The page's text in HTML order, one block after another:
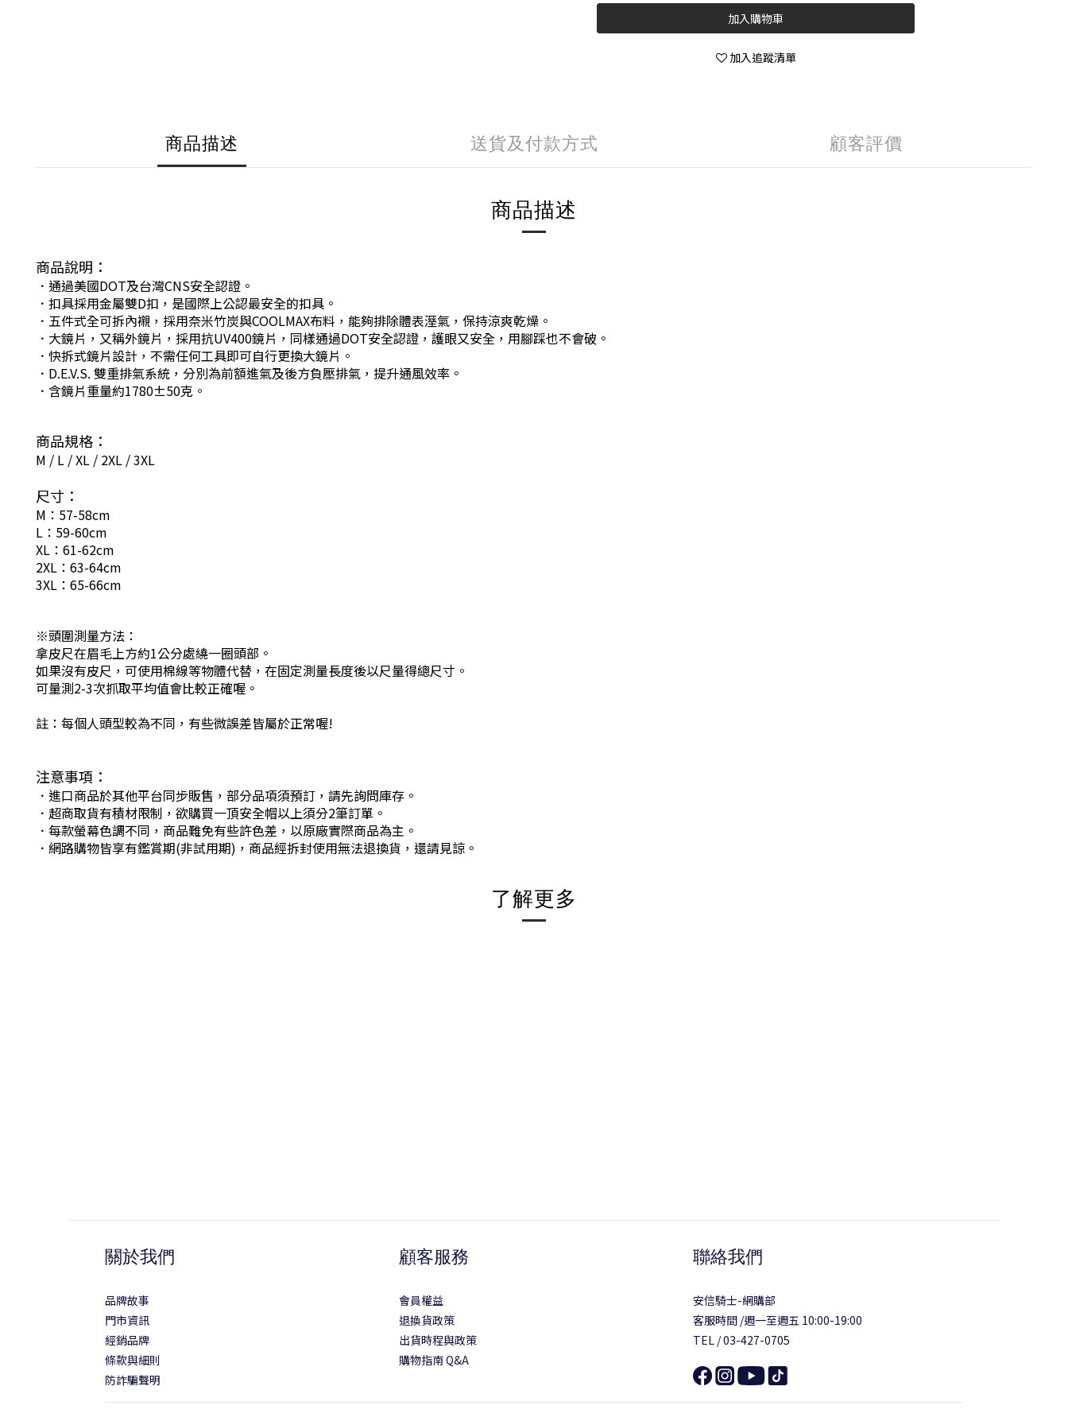
加入購物車
加入追蹤清單
商品描述 送貨及付款方式 顧客評價
商品描述
商品說明：
．通過美國DOT及台灣CNS安全認證。
．扣具採用金屬雙D扣，是國際上公認最安全的扣具。
．五件式全可拆內襯，採用奈米竹炭與COOLMAX布料，能夠排除體表溼氣，保持涼爽乾燥。
．大鏡片，又稱外鏡片，採用抗UV400鏡片，同樣通過DOT安全認證，護眼又安全，用腳踩也不會破。
．快拆式鏡片設計，不需任何工具即可自行更換大鏡片。
．D.E.V.S. 雙重排氣系統，分別為前額進氣及後方負壓排氣，提升通風效率。
．含鏡片重量約1780±50克。
商品規格：
M / L / XL / 2XL / 3XL
尺寸：
M：57-58cm
L：59-60cm
XL：61-62cm
2XL：63-64cm
3XL ：65-66cm
※頭圍測量方法：
拿皮尺在眉毛上方約1公分處繞一圈頭部。
如果沒有皮尺，可使用棉線等物體代替，在固定測量長度後以尺量得總尺寸。
可量測2-3次抓取平均值會比較正確喔。
註：每個人頭型較為不同，有些微誤差皆屬於正常喔!
注意事項：
．進口商品於其他平台同步販售，部分品項須預訂，請先詢問庫存。
．超商取貨有積材限制，欲購買一頂安全帽以上須分2筆訂單。
．每款螢幕色調不同，商品難免有些許色差，以原廠實際商品為主。
．網路購物皆享有鑑賞期(非試用期)，商品經拆封使用無法退換貨，還請見諒。
了解更多
關於我們
品牌故事
門市資訊
經銷品牌
條款與細則
防詐騙聲明
顧客服務
會員權益
退換貨政策
出貨時程與政策
購物指南 Q&A
聯絡我們
安信騎士-網購部
客服時間 /週一至週五 10:00-19:00
TEL / 03-427-0705